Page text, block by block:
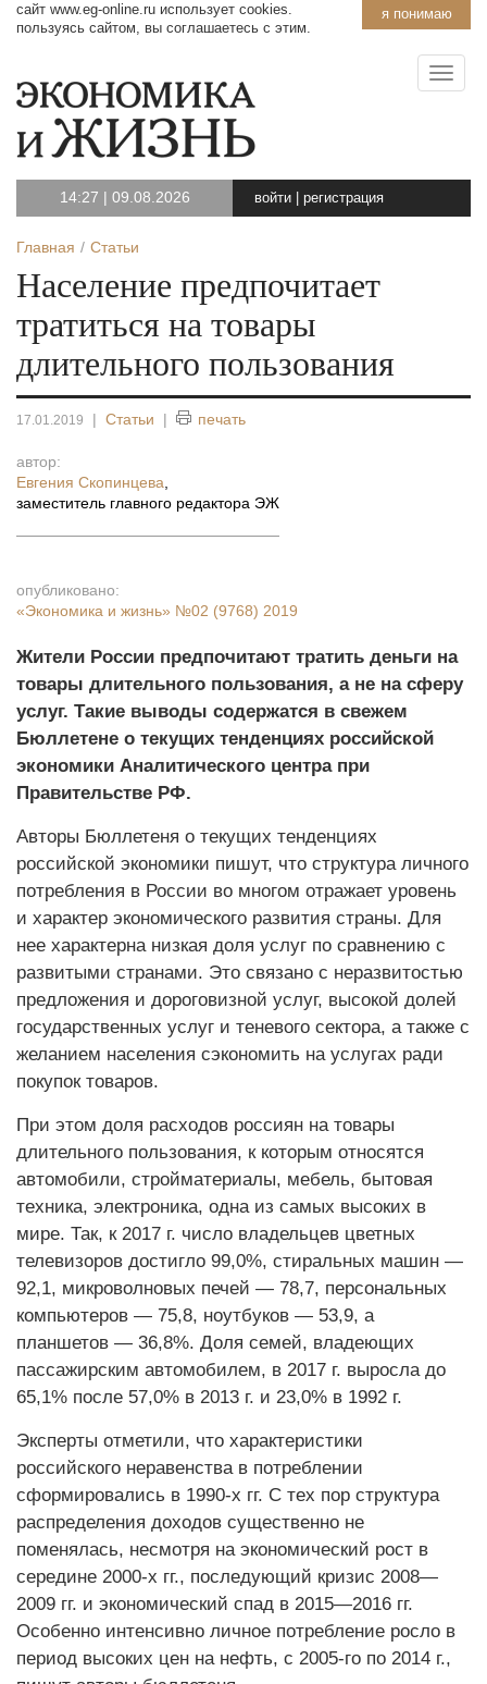
я понимаю
сайт www.eg-online.ru использует cookies.
пользуясь сайтом, вы соглашаетесь с этим.
14:27 | 09.08.2026 войти регистрация
Главная Статьи
Население предпочитает
тратиться на товары
длительного пользования
17.01.2019 | Статьи | печать
автор:
Евгения Скопинцева
заместитель главного редактора ЭЖ
опубликовано:
«Экономика и жизнь» №02 (9768) 2019
Жители России предпочитают тратить деньги на
товары длительного пользования, а не на сферу
услуг. Такие выводы содержатся в свежем
Бюллетене о текущих тенденциях российской
экономики Аналитического центра при
Правительстве РФ.
Авторы Бюллетеня о текущих тенденциях
российской экономики пишут, что структура личного
потребления в России во многом отражает уровень
и характер экономического развития страны. Для
нее характерна низкая доля услуг по сравнению с
развитыми странами. Это связано с неразвитостью
предложения и дороговизной услуг, высокой долей
государственных услуг и теневого сектора, а также с
желанием населения сэкономить на услугах ради
покупок товаров.
При этом доля расходов россиян на товары
длительного пользования, к которым относятся
автомобили, стройматериалы, мебель, бытовая
техника, электроника, одна из самых высоких в
мире. Так, к 2017 г. число владельцев цветных
телевизоров достигло 99,0%, стиральных машин —
92,1, микроволновых печей — 78,7, персональных
компьютеров — 75,8, ноутбуков — 53,9, а
планшетов — 36,8%. Доля семей, владеющих
пассажирским автомобилем, в 2017 г. выросла до
65,1% после 57,0% в 2013 г. и 23,0% в 1992 г.
Эксперты отметили, что характеристики
российского неравенства в потреблении
сформировались в 1990-х гг. С тех пор структура
распределения доходов существенно не
поменялась, несмотря на экономический рост в
середине 2000-х гг., последующий кризис 2008—
2009 гг. и экономический спад в 2015—2016 гг.
Особенно интенсивно личное потребление росло в
период высоких цен на нефть, с 2005-го по 2014 г.,